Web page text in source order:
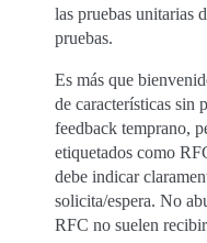
las pruebas unitarias
pruebas.
Es más que
de características sin
feedback temprano,
etiquetados como
debe indicar
solicita/espera. No
RFC no suelen